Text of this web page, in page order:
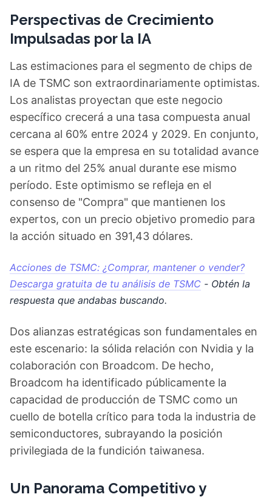
Perspectivas de Crecimiento
Impulsadas por la IA
Las estimaciones para el segmento de chips de
IA de TSMC son extraordinariamente optimistas.
Los analistas proyectan que este negocio
específico crecerá a una tasa compuesta anual
cercana al 60% entre 2024 y 2029. En conjunto,
se espera que la empresa en su totalidad avance
a un ritmo del 25% anual durante ese mismo
período. Este optimismo se refleja en el
consenso de "Compra" que mantienen los
expertos, con un precio objetivo promedio para
la acción situado en 391,43 dólares.
Acciones de TSMC: ¿Comprar, mantener o vender?
Descarga gratuita de tu análisis de TSMC - Obtén la
respuesta que andabas buscando.
Dos alianzas estratégicas son fundamentales en
este escenario: la sólida relación con Nvidia y la
colaboración con Broadcom. De hecho,
Broadcom ha identificado públicamente la
capacidad de producción de TSMC como un
cuello de botella crítico para toda la industria de
semiconductores, subrayando la posición
privilegiada de la fundición taiwanesa.
Un Panorama Competitivo y